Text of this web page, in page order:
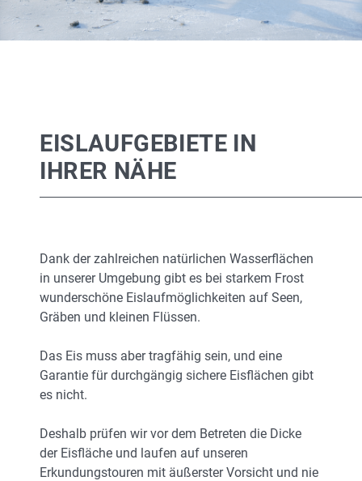
EISLAUFGEBIETE IN
IHRER NÄHE
Dank der zahlreichen natürlichen Wasserflächen
in unserer Umgebung gibt es bei starkem Frost
wunderschöne Eislaufmöglichkeiten auf Seen,
Gräben und kleinen Flüssen.
Das Eis muss aber tragfähig sein, und eine
Garantie für durchgängig sichere Eisflächen gibt
es nicht.
Deshalb prüfen wir vor dem Betreten die Dicke
der Eisfläche und laufen auf unseren
Erkundungstouren mit äußerster Vorsicht und nie